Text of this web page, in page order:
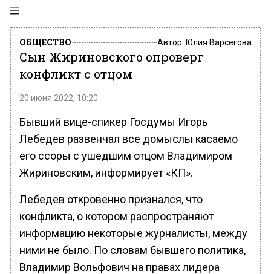
ОБЩЕСТВО Автор: Юлия Варсегова
Сын Жириновского опроверг
конфликт с отцом
20 июня 2022, 10:20
Бывший вице-спикер Госдумы Игорь
Лебедев развенчал все домыслы касаемо
его ссоры с ушедшим отцом Владимиром
Жириновским, информирует «КП».
Лебедев откровенно признался, что
конфликта, о котором распространяют
информацию некоторые журналисты, между
ними не было. По словам бывшего политика,
Владимир Вольфович на правах лидера